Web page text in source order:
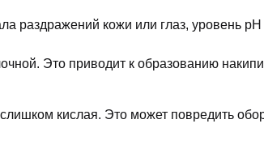
раздражений кожи или глаз, уровень
Это приводит к образованию
кислая. Это может повредить